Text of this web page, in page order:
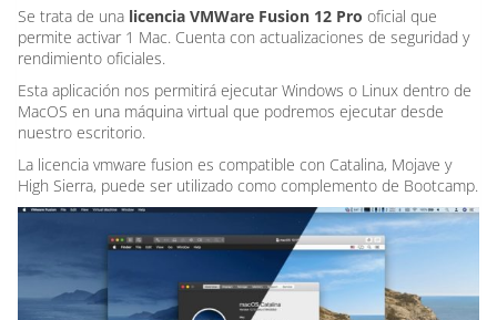
Se trata de una licencia VMWare Fusion 12 Pro oficial que
permite activar 1 Mac. Cuenta con actualizaciones de seguridad y
rendimiento oficiales.
Esta aplicación nos permitirá ejecutar Windows o Linux dentro de
MacOS en una máquina virtual que podremos ejecutar desde
nuestro escritorio.
La licencia vmware fusion es compatible con Catalina, Mojave y
High Sierra, puede ser utilizado como complemento de Bootcamp.